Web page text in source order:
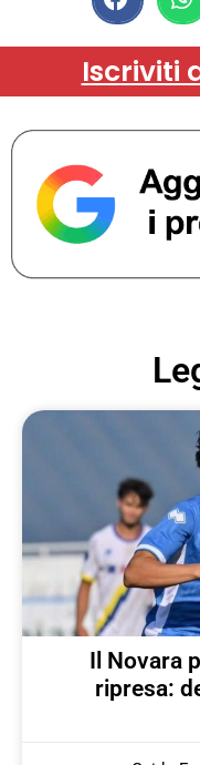
Iscriviti
Il Novara
ripresa: